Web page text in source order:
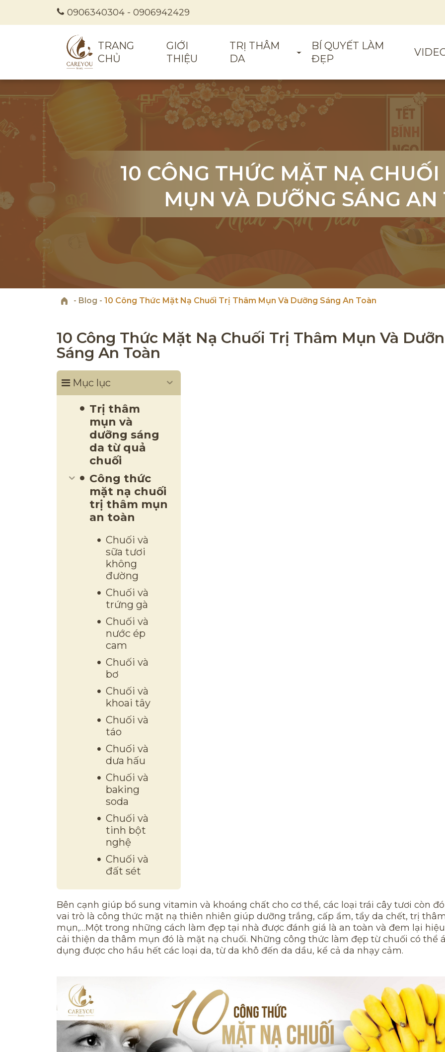
0906340304 - 0906942429
TRANG
CHỦ
GIỚI
THIỆU
TRỊ THÂM
DA
BÍ QUYẾT LÀM
ĐẸP
10 CÔNG THỨC MẶT NẠ
MỤN VÀ DƯỠNG SÁNG AN
10 CÔNG THỨC MẶT NẠ
MỤN VÀ DƯỠNG SÁNG AN
10 CÔNG THỨC MẶT NẠ
MỤN VÀ DƯỠNG SÁNG AN
- Blog - 10 Công Thức Mặt Nạ Chuối Trị Thâm Mụn Và Dưỡng Sáng An Toàn
10 Công Thức Mặt Nạ Chuối Trị Thâm Mụn Và
Sáng An Toàn
Mục lục
Trị thâm
mụn và
dưỡng sáng
da từ quả
chuối
Công thức
mặt nạ chuối
trị thâm mụn
an toàn
Chuối và
sữa tươi
không
đường
Chuối và
trứng gà
Chuối và
nước ép
cam
Chuối và
bơ
Chuối và
khoai tây
Chuối và
táo
Chuối và
dưa hấu
Chuối và
baking
soda
Chuối và
tinh bột
nghệ
Chuối và
đất sét
Bên cạnh giúp bổ sung vitamin và khoáng chất cho cơ thể, các loại trái cây tươi còn
vai trò là công thức mặt nạ thiên nhiên giúp dưỡng trắng, cấp ẩm, tẩy da chết, trị
mụn,…Một trong những cách làm đẹp tại nhà được đánh giá là an toàn và đem lại
cải thiện da thâm mụn đó là mặt nạ chuối. Những công thức làm đẹp từ chuối có thể
dụng được cho hầu hết các loại da, từ da khô đến da dầu, kể cả da nhạy cảm.